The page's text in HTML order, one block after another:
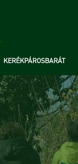
KERÉKPÁROSBARÁT